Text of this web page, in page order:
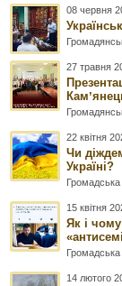
08 червня
27 травня
22 квітня
Чи
Україні?
15 квітня
Як і
14 лютого